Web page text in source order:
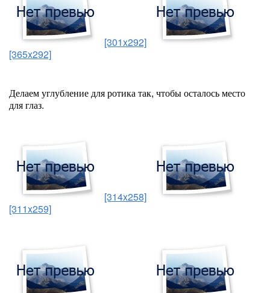
[301x292]
[365x292]
Делаем углубление для ротика так, чтобы осталось место
для глаз.
[314x258]
[311x259]